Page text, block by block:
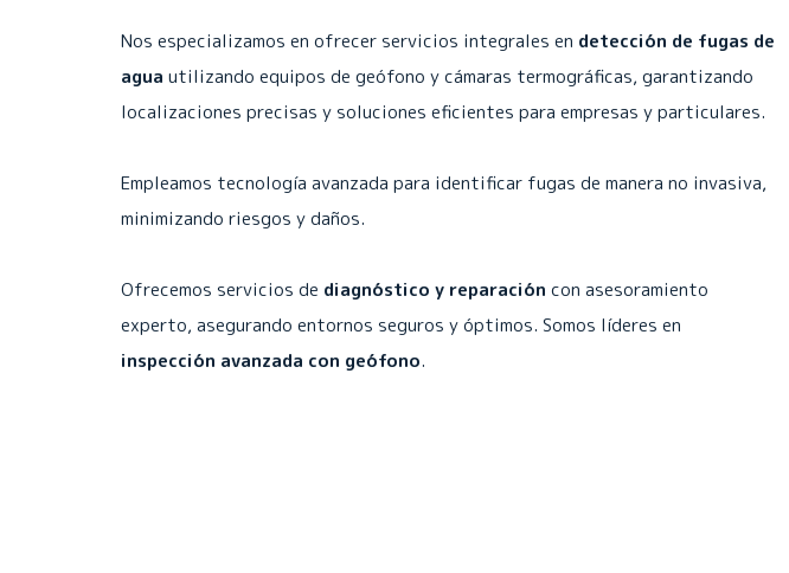
Nos especializamos en ofrecer servicios integrales en detección de fugas de
agua utilizando equipos de geófono y cámaras termográficas, garantizando
localizaciones precisas y soluciones eficientes para empresas y particulares.
Empleamos tecnología avanzada para identificar fugas de manera no invasiva,
minimizando riesgos y daños.
Ofrecemos servicios de diagnóstico y reparación con asesoramiento
experto, asegurando entornos seguros y óptimos. Somos líderes en
inspección avanzada con geófono.